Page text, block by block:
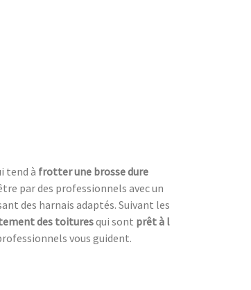
tend à frotter une brosse dure
par des professionnels avec un
des harnais adaptés. Suivant les
des toituresqui sont prêt à l
vous guident.